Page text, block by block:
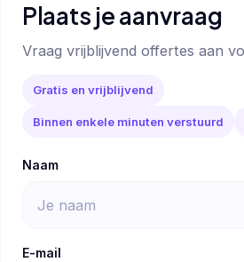
Plaats je aanvraag
Vraag vrijblijvend offertes aan
Gratis en vrijblijvend
Binnen enkele minuten verstuurd
Naam
E-mail